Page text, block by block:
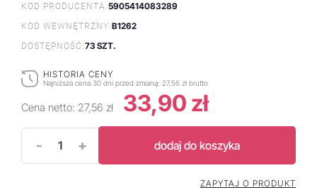
KOD PRODUCENTA:5905414083289
KOD WEWNĘTRZNY:B1262
DOSTĘPNOŚĆ:73 SZT.
HISTORIA CENY
Najniższa cena 30 dni przed zmianą: 27,56 zł brutto
Cena netto: 27,56 zł 33,90 zł
- + dodaj do koszyka
ZAPYTAJ O PRODUKT